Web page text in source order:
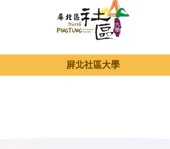
屏北社區大學